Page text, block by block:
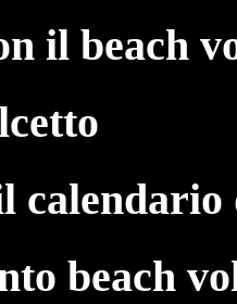
il beach
calendario
beach